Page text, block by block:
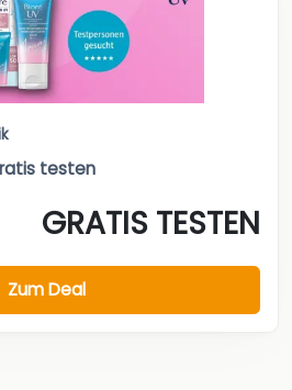
testen
GRATIS TESTEN
Zum Deal